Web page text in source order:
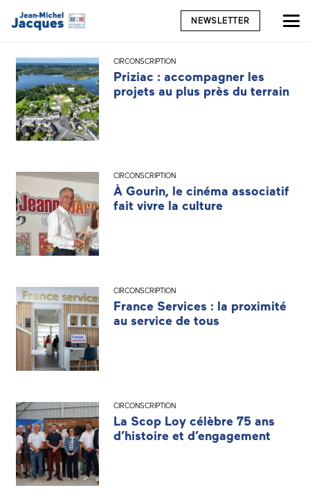
NEWSLETTER
CIRCONSCRIPTION
Priziac : accompagner les
projets au plus près du terrain
CIRCONSCRIPTION
À Gourin, le cinéma associatif
fait vivre la culture
CIRCONSCRIPTION
France Services : la proximité
au service de tous
CIRCONSCRIPTION
La Scop Loy célèbre 75 ans
d’histoire et d’engagement